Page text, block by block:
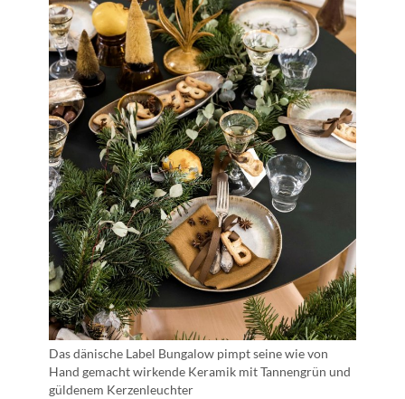
Das dänische Label Bungalow pimpt seine wie von
Hand gemacht wirkende Keramik mit Tannengrün und
güldenem Kerzenleuchter